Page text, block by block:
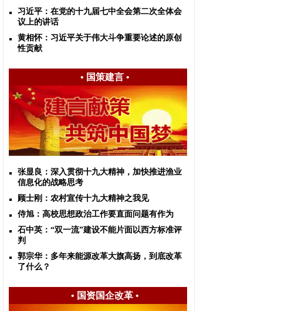
习近平：在党的十九届七中全会第二次全体会
议上的讲话
黄相怀：习近平关于伟大斗争重要论述的原创
性贡献
• 国策建言•
张显良：深入贯彻十九大精神，加快推进渔业
信息化的战略思考
顾士刚：农村宣传十九大精神之我见
侍旭：高校思想政治工作要直面问题有作为
石中英：“双一流”建设不能片面以西方标准评
判
郭宗华：多年来能源改革大旗高扬，到底改革
了什么？
• 国资国企改革•